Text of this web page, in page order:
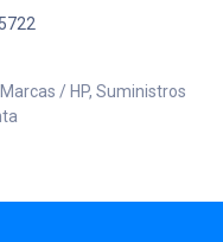
Marcas / HP, Suministros